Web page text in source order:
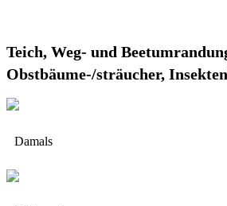
Teich, Weg- und
Obstbäume-/sträucher,
Damals